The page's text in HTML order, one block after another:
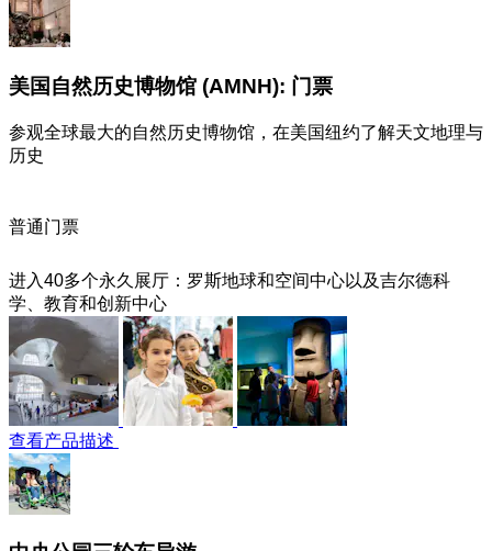
美国自然历史博物馆 (AMNH): 门票
参观全球最大的自然历史博物馆，在美国纽约了解天文地理与
历史
普通门票
进入40多个永久展厅：罗斯地球和空间中心以及吉尔德科
学、教育和创新中心
查看产品描述